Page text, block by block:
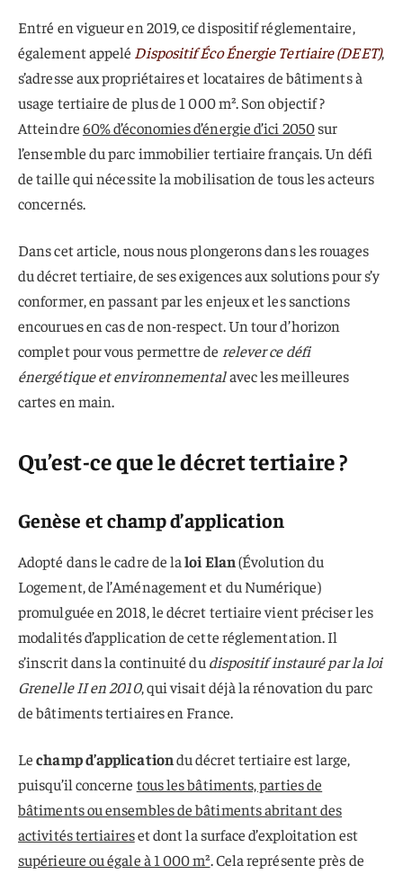
Entré en vigueur en 2019, ce dispositif réglementaire,
également appelé Dispositif Éco Énergie Tertiaire (DEET),
s’adresse aux propriétaires et locataires de bâtiments à
usage tertiaire de plus de 1 000 m². Son objectif ?
Atteindre60% d’économies d’énergie d’ici 2050sur
l’ensemble du parc immobilier tertiaire français. Un défi
de taille qui nécessite la mobilisation de tous les acteurs
concernés.
Dans cet article, nous nous plongerons dans les rouages
du décret tertiaire, de ses exigences aux solutions pour s’y
conformer, en passant par les enjeux et les sanctions
encourues en cas de non-respect. Un tour d’horizon
complet pour vous permettre de relever ce défi
énergétique et environnementalavec les meilleures
cartes en main.
Qu’est-ce que le décret tertiaire ?
Genèse et champ d’application
Adopté dans le cadre de laloi Elan(Évolution du
Logement, de l’Aménagement et du Numérique)
promulguée en 2018, le décret tertiaire vient préciser les
modalités d’application de cette réglementation. Il
s’inscrit dans la continuité du dispositif instauré par la loi
Grenelle II en 2010, qui visait déjà la rénovation du parc
de bâtiments tertiaires en France.
Lechamp d’applicationdu décret tertiaire est large,
puisqu’il concerne tous les bâtiments, parties de
bâtiments ou ensembles de bâtiments abritant des
activités tertiaireset dont la surface d’exploitation est
supérieure ou égale à 1 000 m². Cela représente près de